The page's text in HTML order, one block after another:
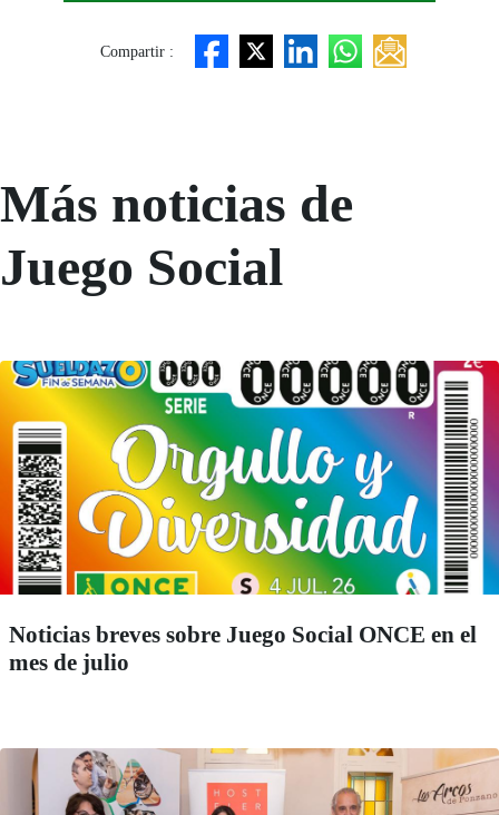
Compartir :
Más noticias de
Juego Social
Noticias breves sobre Juego Social ONCE en el
mes de julio